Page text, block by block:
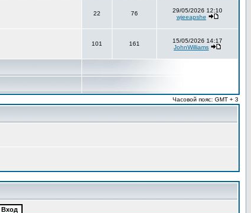
22 76
29/05/2026 12:10
wjeeapshe
101 161
15/05/2026 14:17
JohnWilliams
Часовой пояс: GMT + 3